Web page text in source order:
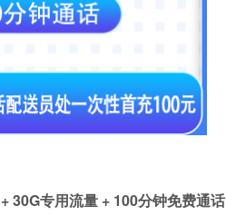
30G专用流量 + 100分钟免费通话